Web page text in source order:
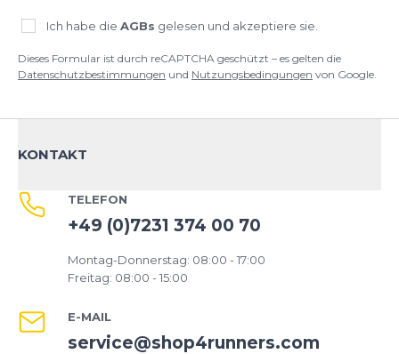
Ich habe die AGBs gelesen und akzeptiere sie.
Dieses Formular ist durch reCAPTCHA geschützt – es gelten die
Datenschutzbestimmungen und Nutzungsbedingungen von Google.
KONTAKT
TELEFON
+49 (0)7231 374 00 70
Montag-Donnerstag: 08:00 - 17:00
Freitag: 08:00 - 15:00
E-MAIL
service@shop4runners.com